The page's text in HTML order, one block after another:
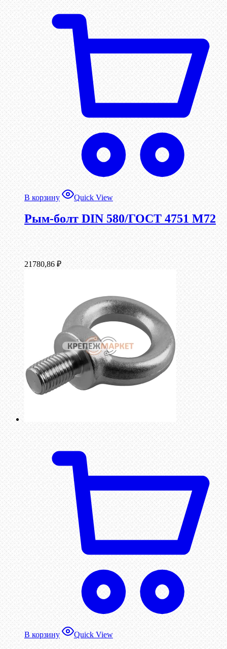
В корзину Quick View
Рым-болт DIN 580/ГОСТ 4751 М72
21780,86 ₽
В корзину Quick View